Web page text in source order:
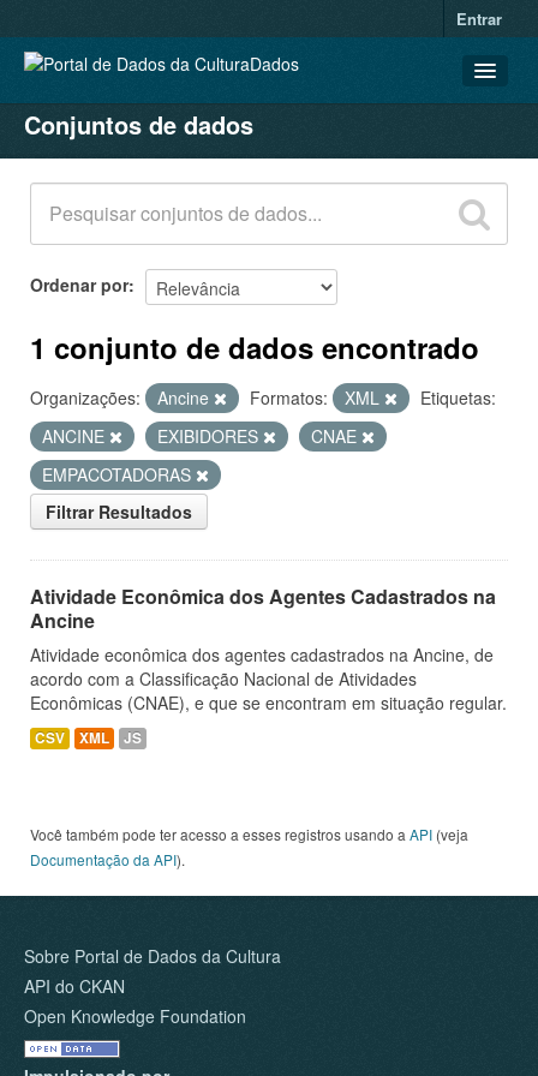
Entrar
CONJUNTOS DE DADOS
ORGANIZAÇÕES
GRUPOS
SOBRE
Conjuntos de dados
Ordenar por
1 conjunto de dados encontrado
Organizações: Ancine Formatos: XML
Etiquetas:
ANCINE
EXIBIDORES
CNAE
EMPACOTADORAS
Filtrar Resultados
Atividade Econômica dos Agentes Cadastrados na
Ancine
Atividade econômica dos agentes cadastrados na Ancine, de
acordo com a Classificação Nacional de Atividades
Econômicas (CNAE), e que se encontram em situação regular.
CSV XML JS
Você também pode ter acesso a esses registros usando a API (veja
Documentação da API).
Sobre Portal de Dados da Cultura
API do CKAN
Open Knowledge Foundation